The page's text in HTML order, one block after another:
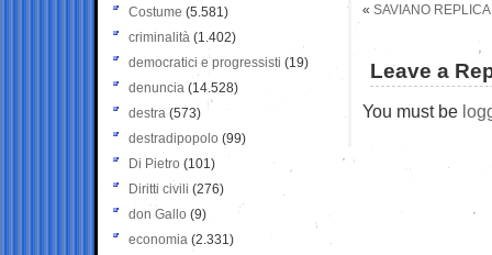
« SAVIANO
Leave a
You must be
Costume (5.581)
criminalità (1.402)
democratici e progressisti (19)
denuncia (14.528)
destra (573)
destradipopolo (99)
Di Pietro (101)
Diritti civili (276)
don Gallo (9)
economia (2.331)